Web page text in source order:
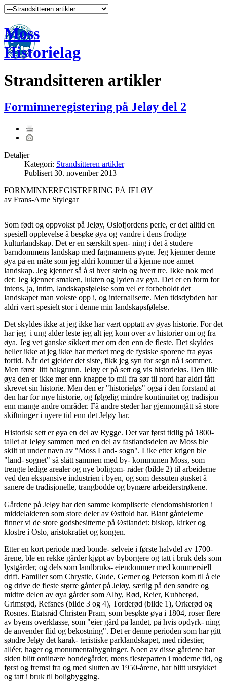
Moss
Historielag
Strandsitteren artikler
Forminneregistering på Jeløy del 2
Detaljer
Kategori: Strandsitteren artikler
Publisert 30. november 2013
FORNMINNEREGISTRERING PÅ JELØY
av Frans-Arne Stylegar
Som født og oppvokst på Jeløy, Oslofjordens perle, er det alltid en
spesiell opplevelse å besøke øya og vandre i dens frodige
kulturlandskap. Det er en særskilt spen- ning i det å studere
barndommens landskap med fagmannens øyne. Jeg kjenner denne
øya på en måte som jeg aldri kommer til å kjenne noe annet
landskap. Jeg kjenner så å si hver stein og hvert tre. Ikke nok med
det: Jeg kjenner smaken, lukten og lyden av øya. Det er en form for
intens, ja, intim, landskapsfølelse som vel er forbeholdt det
landskapet man vokste opp i, og internaliserte. Men tidsdybden har
aldri vært spesielt stor i denne min landskapsfølelse.
Det skyldes ikke at jeg ikke har vært opptatt av øyas historie. For det
har jeg i ung alder leste jeg alt jeg kom over av historier om og fra
øya. Jeg vet ganske sikkert mer om den enn de fleste. Det skyldes
heller ikke at jeg ikke har merket meg de fysiske sporene fra øyas
fortid. Når det gjelder det siste, fikk jeg syn for segn nå i sommer.
Men først litt bakgrunn. Jeløy er på sett og vis historieløs. Den lille
øya den er ikke mer enn knappe to mil fra sør til nord har aldri fått
skrevet sin historie. Men den er "historieløs" også i den forstand at
den har for mye historie, og følgelig mindre kontinuitet og tradisjon
enn mange andre områder. Få andre steder har gjennomgått så store
skiftninger i nyere tid enn det Jeløy har.
Historisk sett er øya en del av Rygge. Det var først tidlig på 1800-
tallet at Jeløy sammen med en del av fastlandsdelen av Moss ble
skilt ut under navn av "Moss Land- sogn". Like etter krigen ble
"land- sognet" så slått sammen med by- kommunen Moss, som
trengte ledige arealer og nye boligom- råder (bilde 2) til arbeiderne
ved den ekspansive industrien i byen, og som dessuten ønsket å
sanere de tradisjonelle, trangbodde og bynære arbeiderstrøkene.
Gårdene på Jeløy har den samme kompliserte eiendomshistorien i
middelalderen som store deler av Østfold har. Blant gårdeierne
finner vi de store godsbesitterne på Østlandet: biskop, kirker og
klostre i Oslo, aristokratiet og kongen.
Etter en kort periode med bonde- selveie i første halvdel av 1700-
årene, ble en rekke gårder kjøpt av byborgere og tatt i bruk dels som
lystgårder, og dels som landbruks- eiendommer med kommersiell
drift. Familier som Chrystie, Gude, Gerner og Peterson kom til å eie
og drive de fleste større gårder på Jeløy, særlig på den søndre og
midtre delen av øya gårder som Alby, Rød, Reier, Kubberød,
Grimsrød, Refsnes (bilde 3 og 4), Torderød (bilde 1), Orkerød og
Rosnes. Etatsråd Christen Pram, som besøkte øya i 1804, roser flere
av byens overklasse, som "eier gård på landet, på hvis opdyrk- ning
de anvender flid og bekostning". Det er denne perioden som har gitt
søndre Jeløy det karak- teristiske parklandskapet, med ridestier,
alléer, hager og monumentalbygninger. Noen av disse gårdene har
siden blitt ordinære bondegårder, mens flesteparten i moderne tid, og
først og fremst fra og med slutten av 1950-årene, har blitt utstykket
og tatt i bruk til boligbygging.